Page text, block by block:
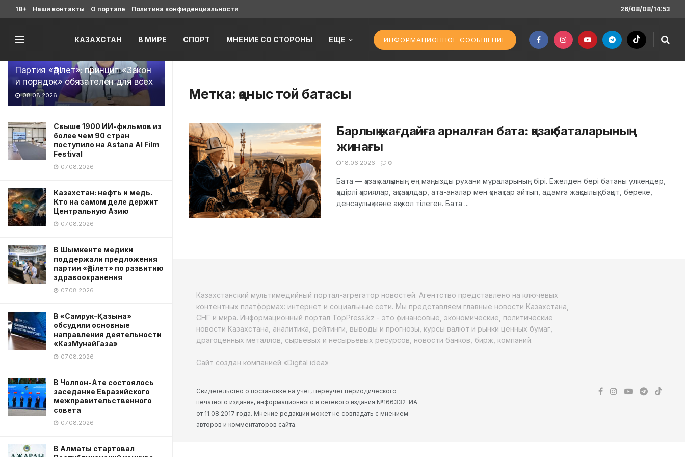
Последние
Партия «Әділет»: принцип «Закон
и порядок» обязателен для всех
08.08.2026
Свыше 1900 ИИ-фильмов из
более чем 90 стран
поступило на Astana AI Film
Festival
07.08.2026
Казахстан: нефть и медь.
Кто на самом деле держит
Центральную Азию
07.08.2026
В Шымкенте медики
поддержали предложения
партии «Әділет» по развитию
здравоохранения
07.08.2026
В «Самрук-Қазына»
обсудили основные
направления деятельности
«КазМунайГаза»
07.08.2026
В Чолпон-Ате состоялось
заседание Евразийского
межправительственного
совета
07.08.2026
В Алматы стартовал
18+ Наши контакты О портале Политика конфиденциальности 26/08/08/14:53
КАЗАХСТАН В МИРЕ СПОРТ МНЕНИЕ СО СТОРОНЫ ЕЩЕ ИНФОРМАЦИОННОЕ СООБЩЕНИЕ
Метка: қоныс той батасы
Барлық жағдайға арналған бата: қазақ баталарының
жинағы
18.06.2026 0
Бата — қазақ халқының ең маңызды рухани мұраларының бірі. Ежелден бері батаны үлкендер,
қадірлі қариялар, ақсақалдар, ата-аналар мен қонақтар айтып, адамға жақсылық, бақыт, береке,
денсаулық және ақ жол тілеген. Бата ...
Казахстанский мультимедийный портал-агрегатор новостей. Агентство представлено на ключевых
контентных платформах: интернет и социальные сети. Мы представляем главные новости Казахстана,
СНГ и мира. Информационный портал TopPress.kz - это финансовые, экономические, политические
новости Казахстана, аналитика, рейтинги, выводы и прогнозы, курсы валют и рынки ценных бумаг,
драгоценных металлов, сырьевых и несырьевых ресурсов, новости банков, бирж, компаний.
Сайт создан компанией «Digital idea»
Свидетельство о постановке на учет, переучет периодического
печатного издания, информационного и сетевого издания №166332-ИА
от 11.08.2017 года. Мнение редакции может не совпадать с мнением
авторов и комментаторов сайта.